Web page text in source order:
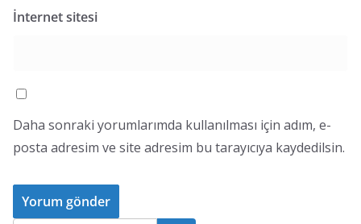
İnternet sitesi
Daha sonraki yorumlarımda kullanılması için adım, e-
posta adresim ve site adresim bu tarayıcıya kaydedilsin.